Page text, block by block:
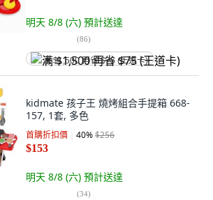
明天 8/8 (六) 預計送達
(86)
满 $1,500 再省 $75 (王道卡)
kidmate 孩子王 燒烤組合手提箱 668-
157, 1套, 多色
首購折扣價 40%$256
$153
明天 8/8 (六) 預計送達
(34)